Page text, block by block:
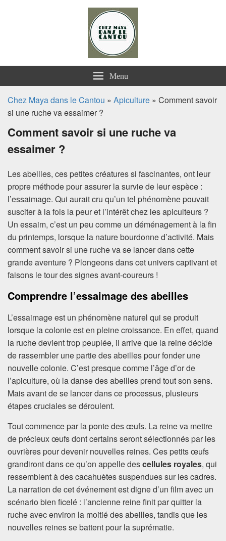
Chez Maya dans le Cantou
Menu
Chez Maya dans le Cantou » Apiculture » Comment savoir
si une ruche va essaimer ?
Comment savoir si une ruche va
essaimer ?
Les abeilles, ces petites créatures si fascinantes, ont leur
propre méthode pour assurer la survie de leur espèce :
l’essaimage. Qui aurait cru qu’un tel phénomène pouvait
susciter à la fois la peur et l’intérêt chez les apiculteurs ?
Un essaim, c’est un peu comme un déménagement à la fin
du printemps, lorsque la nature bourdonne d’activité. Mais
comment savoir si une ruche va se lancer dans cette
grande aventure ? Plongeons dans cet univers captivant et
faisons le tour des signes avant-coureurs !
Comprendre l’essaimage des abeilles
L’essaimage est un phénomène naturel qui se produit
lorsque la colonie est en pleine croissance. En effet, quand
la ruche devient trop peuplée, il arrive que la reine décide
de rassembler une partie des abeilles pour fonder une
nouvelle colonie. C’est presque comme l’âge d’or de
l’apiculture, où la danse des abeilles prend tout son sens.
Mais avant de se lancer dans ce processus, plusieurs
étapes cruciales se déroulent.
Tout commence par la ponte des œufs. La reine va mettre
de précieux œufs dont certains seront sélectionnés par les
ouvrières pour devenir nouvelles reines. Ces petits œufs
grandiront dans ce qu’on appelle descellules royales, qui
ressemblent à des cacahuètes suspendues sur les cadres.
La narration de cet événement est digne d’un film avec un
scénario bien ficelé : l’ancienne reine finit par quitter la
ruche avec environ la moitié des abeilles, tandis que les
nouvelles reines se battent pour la suprématie.